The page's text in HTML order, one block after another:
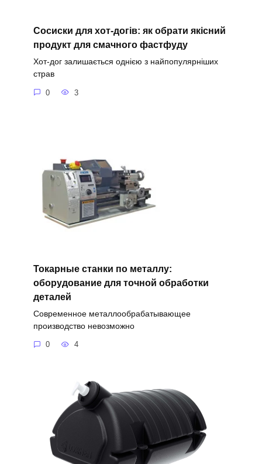
Сосиски для хот-догів: як обрати якісний
продукт для смачного фастфуду
Хот-дог залишається однією з найпопулярніших
страв
0 3
Токарные станки по металлу:
оборудование для точной обработки
деталей
Современное металлообрабатывающее
производство невозможно
0 4